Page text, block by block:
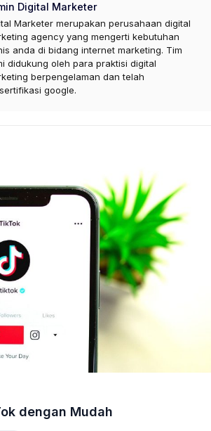
Digital Marketer
Marketer merupakan perusahaan digital
agency yang mengerti kebutuhan
anda di bidang internet marketing. Tim
didukung oleh para praktisi digital
berpengelaman dan telah
google.
dengan Mudah